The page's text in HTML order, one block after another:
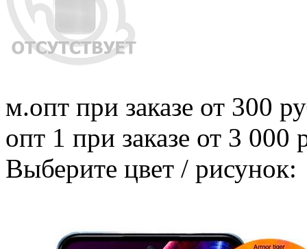
м.опт при заказе от 300
опт 1 при заказе от 3 000
Выберите цвет / рисунок: